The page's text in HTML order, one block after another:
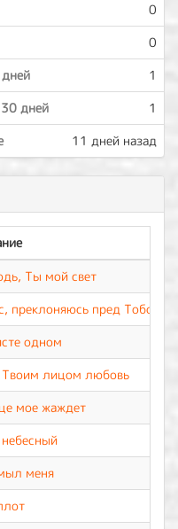
0
0
1
дней
1
11 дней назад
Ты мой свет
преклоняюсь пред Тобой
одном
лицом любовь
мое жаждет
меня